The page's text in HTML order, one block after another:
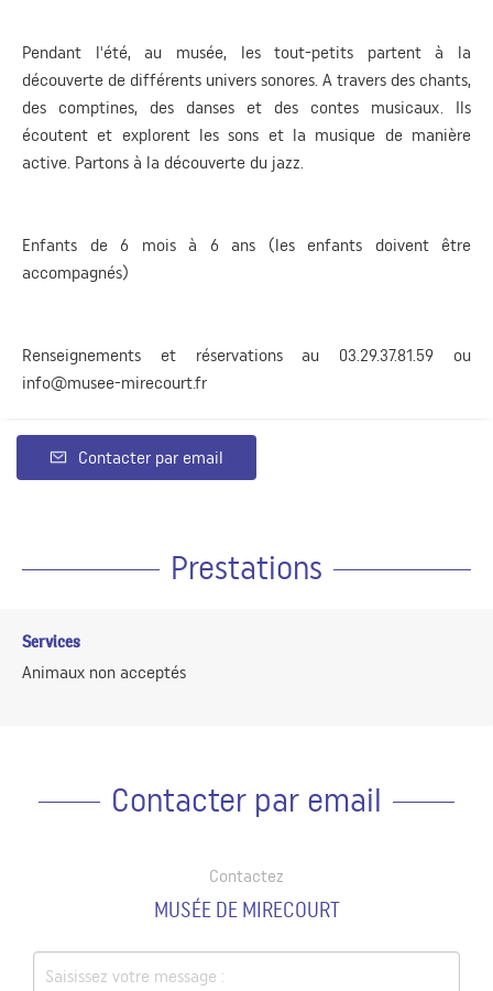
Pendant l'été, au musée, les tout-petits partent à la
découverte de différents univers sonores. A travers des chants,
des comptines, des danses et des contes musicaux. Ils
écoutent et explorent les sons et la musique de manière
active. Partons à la découverte du jazz.
Enfants de 6 mois à 6 ans (les enfants doivent être
accompagnés)
Renseignements et réservations au 03.29.37.81.59 ou
info@musee-mirecourt.fr
Contacter par email
Prestations
Services
Animaux non acceptés
Contacter par email
Contactez
MUSÉE DE MIRECOURT